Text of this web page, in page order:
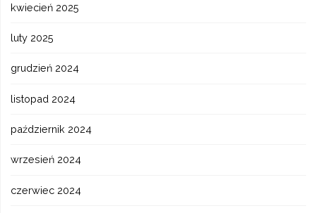
kwiecień 2025
luty 2025
grudzień 2024
listopad 2024
październik 2024
wrzesień 2024
czerwiec 2024